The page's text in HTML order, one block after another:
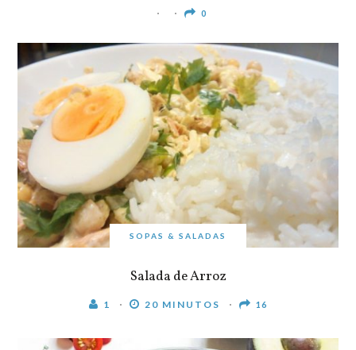
0
SOPAS & SALADAS
Salada de Arroz
1 20 MINUTOS 16